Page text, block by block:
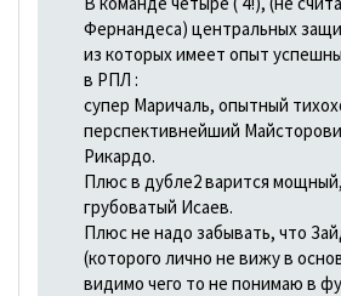
Фернандеса) центральных
из которых имеет опыт
в РПЛ :
супер Маричаль, опытный
перспективнейший
Рикардо.
Плюс в дубле2 варится
грубоватый Исаев.
Плюс не надо забывать, что
(которого лично не вижу в
видимо чего то не понимаю в